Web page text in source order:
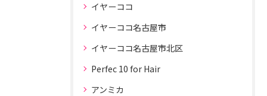
イヤーココ
イヤーココ名古屋市
イヤーココ名古屋市北区
Perfec 10 for Hair
アンミカ